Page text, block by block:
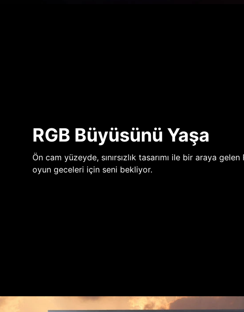
RGB Büyüsünü Yaşa
Ön cam yüzeyde, sınırsızlık tasarımı ile bir araya
oyun geceleri için seni bekliyor.